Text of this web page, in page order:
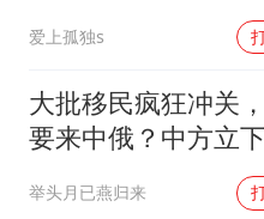
爱上孤独s
大批移民疯狂冲关
要来中俄？中方立
举头月已燕归来